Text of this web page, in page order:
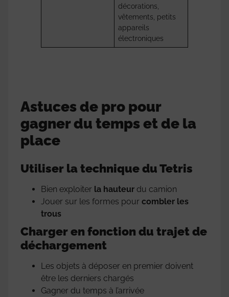
décorations,
vêtements, petits
appareils
électroniques
Astuces de pro pour
gagner du temps et de la
place
Utiliser la technique du Tetris
Bien exploiter la hauteur du camion
Jouer sur les formes pour combler les
trous
Charger en fonction du trajet de
déchargement
Les objets à déposer en premier doivent
être les derniers chargés
Gagner du temps à l’arrivée